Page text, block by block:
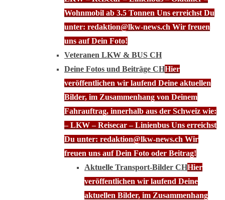
Wohnmobil ab 3.5 Tonnen Uns erreichst Du
unter: redaktion@lkw-news.ch Wir freuen
uns auf Dein Foto!
Veteranen LKW & BUS CH
Deine Fotos und Beiträge CHHier
veröffentlichen wir laufend Deine aktuellen
Bilder, im Zusammenhang von Deinem
Fahrauftrag, innerhalb aus der Schweiz wie:
– LKW – Reisecar – Linienbus Uns erreichst
Du unter: redaktion@lkw-news.ch Wir
freuen uns auf Dein Foto oder Beitrag!
Aktuelle Transport-Bilder CHHier
veröffentlichen wir laufend Deine
aktuellen Bilder, im Zusammenhang